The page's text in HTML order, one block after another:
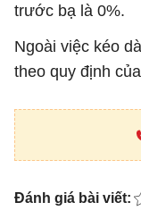
trước bạ là 0%.
Ngoài việc kéo
theo quy định
Đánh giá bài viết: